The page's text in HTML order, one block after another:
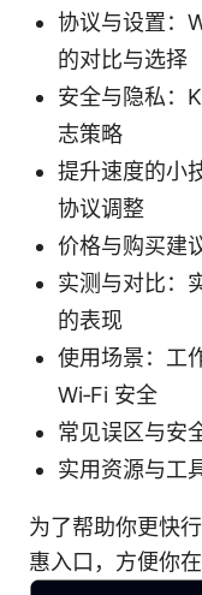
协议与设置：
的对比与选择
安全与隐私：
志策略
提升速度的小
协议调整
价格与购买建
实测与对比：
的表现
使用场景：工
Wi‑Fi 安全
常见误区与安
实用资源与工
为了帮助你更快
惠入口，方便你